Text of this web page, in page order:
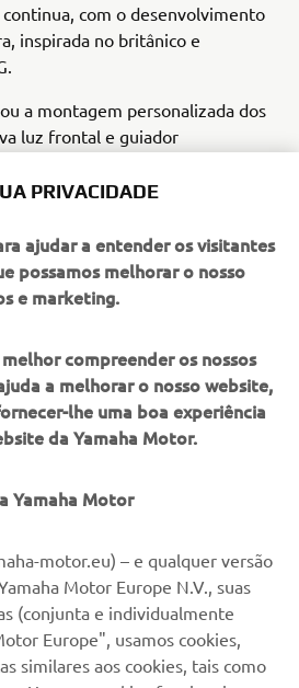
com o desenvolvimento
inspirada no britânico e
a montagem personalizada dos
luz frontal e guiador
Brembo, filtros de ar expostos e
da Yamaha, pintados à mão e
em dourado.
PRIVACIDADE
ajudar a entender os visitantes
possamos melhorar o nosso
e marketing.
compreender os nossos
a melhorar o nosso website,
lhe uma boa experiência
da Yamaha Motor.
Yamaha Motor
motor.eu) – e qualquer versão
Motor Europe N.V., suas
(conjunta e individualmente
Europe", usamos cookies,
similares aos cookies, tais como